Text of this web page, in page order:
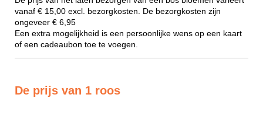
vanaf € 15,00 excl. bezorgkosten. De bezorgkosten zijn
ongeveer € 6,95
Een extra mogelijkheid is een persoonlijke wens op een kaart
of een cadeaubon toe te voegen.
De prijs van 1 roos